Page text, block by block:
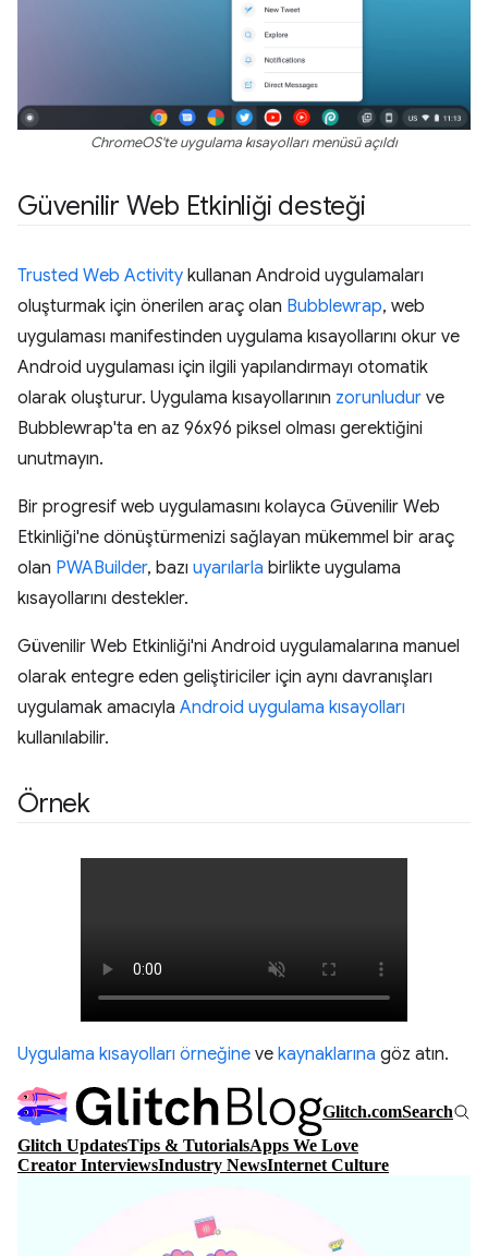
ChromeOS'te uygulama kısayolları menüsü açıldı
Güvenilir Web Etkinliği desteği
Trusted Web Activity kullanan Android uygulamaları
oluşturmak için önerilen araç olan Bubblewrap, web
uygulaması manifestinden uygulama kısayollarını okur ve
Android uygulaması için ilgili yapılandırmayı otomatik
olarak oluşturur. Uygulama kısayollarının zorunludur ve
Bubblewrap'ta en az 96x96 piksel olması gerektiğini
unutmayın.
Bir progresif web uygulamasını kolayca Güvenilir Web
Etkinliği'ne dönüştürmenizi sağlayan mükemmel bir araç
olan PWABuilder, bazı uyarılarla birlikte uygulama
kısayollarını destekler.
Güvenilir Web Etkinliği'ni Android uygulamalarına manuel
olarak entegre eden geliştiriciler için aynı davranışları
uygulamak amacıyla Android uygulama kısayolları
kullanılabilir.
Örnek
Uygulama kısayolları örneğine ve kaynaklarına göz atın.